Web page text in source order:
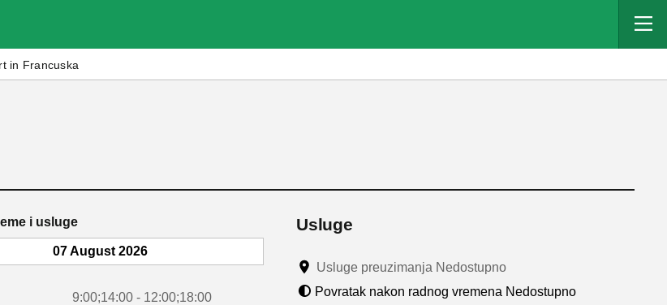
in Francuska
i usluge
07 August 2026
9:00;14:00 - 12:00;18:00
Usluge
Usluge preuzimanja Nedostupno
Povratak nakon radnog vremena Nedostupno